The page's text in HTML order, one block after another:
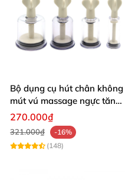
Bộ dụng cụ hút chân không
mút vú massage ngực tăng
khoái cảm
270.000₫
321.000₫
-16%
(148)